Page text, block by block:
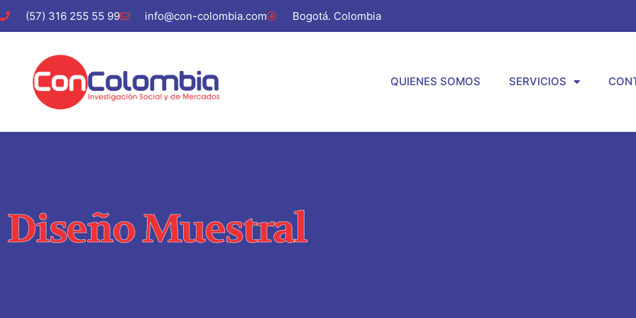
(57) 316 255 55 99 info@con-colombia.com Bogotá. Colombia
QUIENES SOMOS SERVICIOS
Diseño Muestral